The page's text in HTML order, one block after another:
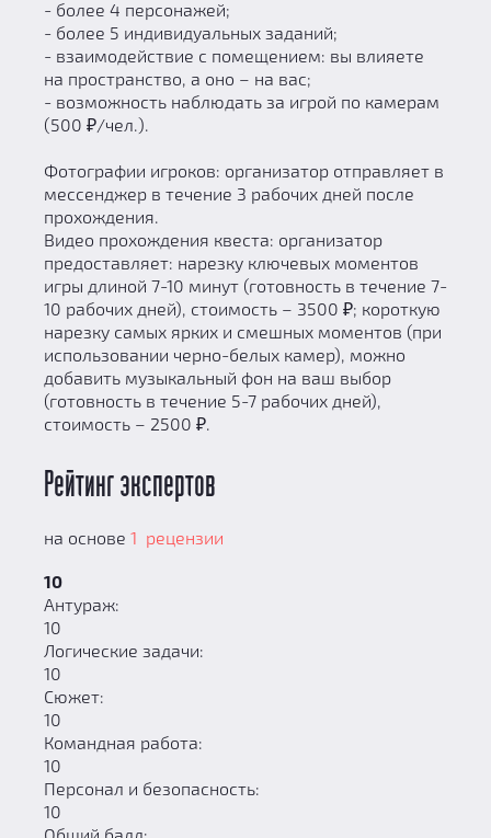
- более 4 персонажей;
- более 5 индивидуальных заданий;
- взаимодействие с помещением: вы влияете
на пространство, а оно – на вас;
- возможность наблюдать за игрой по камерам
(500 ₽/чел.).
Фотографии игроков: организатор отправляет в
мессенджер в течение 3 рабочих дней после
прохождения.
Видео прохождения квеста: организатор
предоставляет: нарезку ключевых моментов
игры длиной 7-10 минут (готовность в течение 7-
10 рабочих дней), стоимость – 3500 ₽; короткую
нарезку самых ярких и смешных моментов (при
использовании черно-белых камер), можно
добавить музыкальный фон на ваш выбор
(готовность в течение 5-7 рабочих дней),
стоимость – 2500 ₽.
Рейтинг экспертов
на основе 1 рецензии
10
Антураж:
10
Логические задачи:
10
Сюжет:
10
Командная работа:
10
Персонал и безопасность:
10
Общий балл: